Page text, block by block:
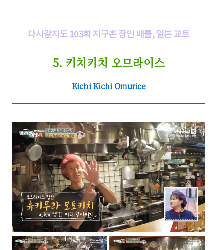
다시갈지도 103회 지구촌 장인 배틀, 일본 교토
5. 키치키치 오므라이스
Kichi Kichi Omurice